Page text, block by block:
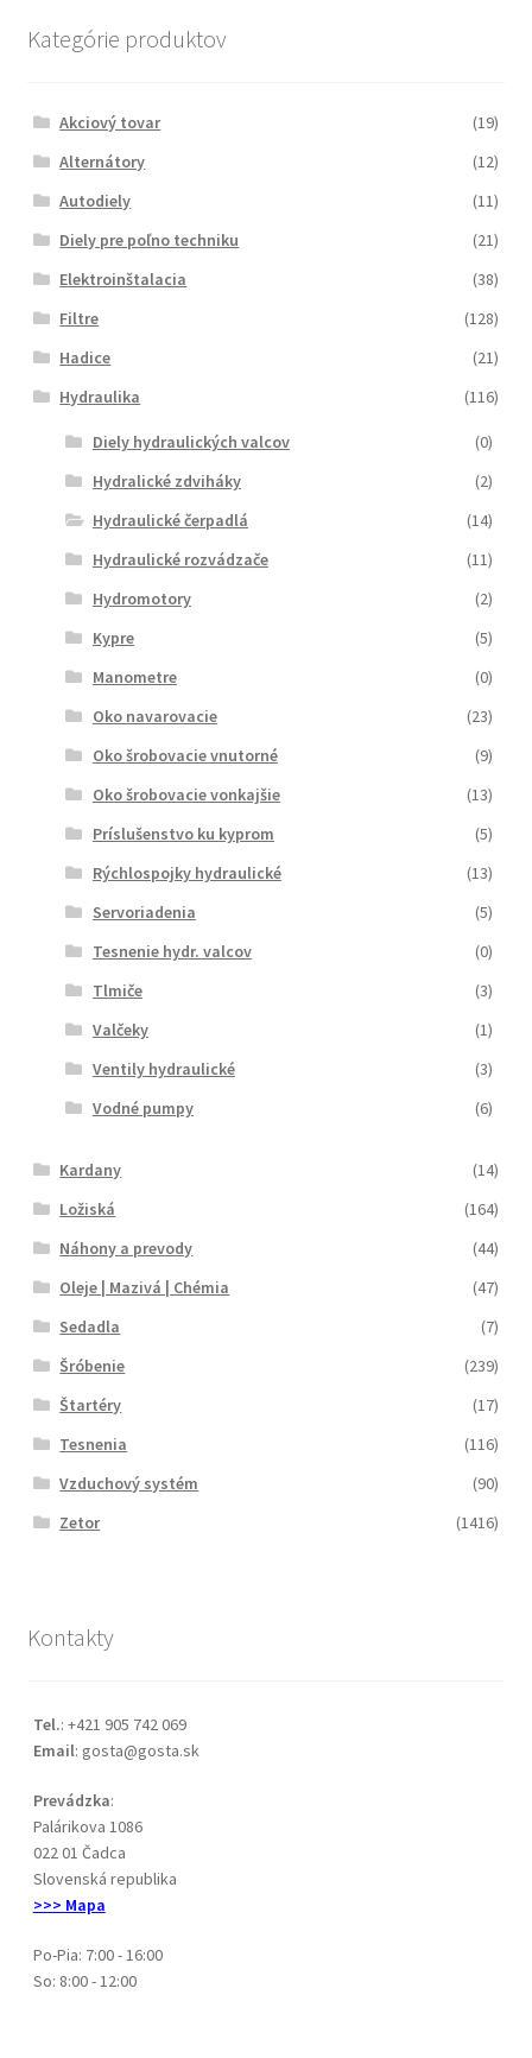
Kategórie produktov
Akciový tovar
(19)
Alternátory
(12)
Autodiely
(11)
Diely pre poľno techniku
(21)
Elektroinštalacia
(38)
Filtre
(128)
Hadice
(21)
Hydraulika
(116)
Diely hydraulických valcov
(0)
Hydralické zdviháky
(2)
Hydraulické čerpadlá
(14)
Hydraulické rozvádzače
(11)
Hydromotory
(2)
Kypre
(5)
Manometre
(0)
Oko navarovacie
(23)
Oko šrobovacie vnutorné
(9)
Oko šrobovacie vonkajšie
(13)
Príslušenstvo ku kyprom
(5)
Rýchlospojky hydraulické
(13)
Servoriadenia
(5)
Tesnenie hydr. valcov
(0)
Tlmiče
(3)
Valčeky
(1)
Ventily hydraulické
(3)
Vodné pumpy
(6)
Kardany
(14)
Ložiská
(164)
Náhony a prevody
(44)
Oleje | Mazivá | Chémia
(47)
Sedadla
(7)
Šróbenie
(239)
Štartéry
(17)
Tesnenia
(116)
Vzduchový systém
(90)
Zetor
(1416)
Kontakty
Tel.: +421 905 742 069
Email: gosta@gosta.sk
Prevádzka:
Palárikova 1086
022 01 Čadca
Slovenská republika
>>> Mapa
Po-Pia: 7:00 - 16:00
So: 8:00 - 12:00